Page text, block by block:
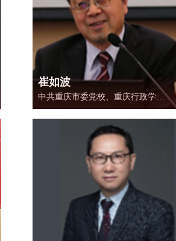
崔如波
中共重庆市委党校、重庆行政学院
教授（三级），硕士生导师， MPA
导师，重庆师范大学涉外商贸学院
管理学院教授。国家社会科基金项
目评审鉴定专家（通讯），教育部
学位与研究生教育中心评审鉴定专
家，重庆市社会科学专家库专家，
市级重点学科学术带头人，重庆市
旅游投资集团有限公司外部监事，
重庆市鸿睿经济咨询公司（鸿睿智
库）首席专家，重庆市商贸流通专
家委员会专家，重庆市西南低碳经